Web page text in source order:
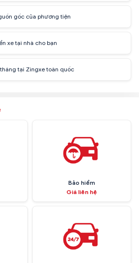
gốc của phương tiện
xe tại nhà cho bạn
tại Zingxe toàn quốc
Bảo hiểm
Giá liên hệ